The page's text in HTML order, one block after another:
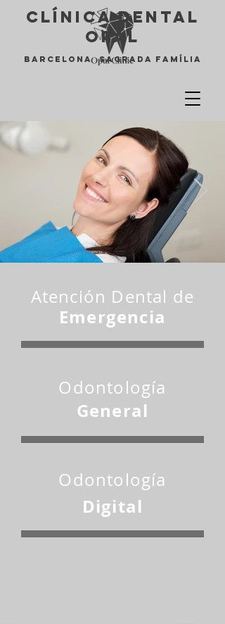
Clínica Dental
opal
Barcelona Sagrada Família
Atención Dental de
Emergencia
Odontología
General
Odontología
Digital